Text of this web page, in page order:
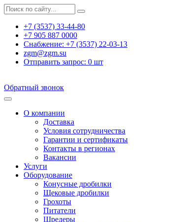
+7 (3537) 33-44-80
+7 905 887 0000
Снабжение: +7 (3537) 22-03-13
zgm@zgm.su
Отправить запрос: 0 шт
Обратный звонок
О компании
Доставка
Условия сотрудничества
Гарантии и сертификаты
Контакты в регионах
Вакансии
Услуги
Оборудование
Конусные дробилки
Щековые дробилки
Грохоты
Питатели
Шредеры